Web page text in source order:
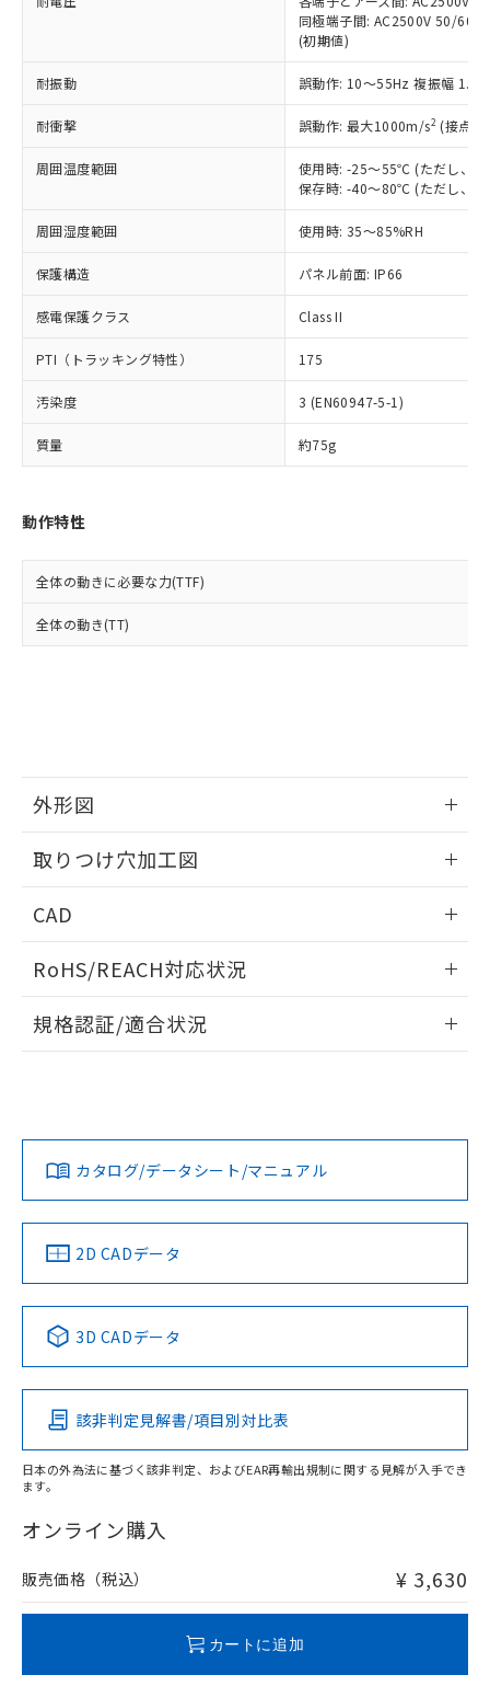
同極端子間: AC2500V 50/
(初期値)
耐振動 誤動作: 10～55Hz 複振幅
耐衝撃 誤動作: 最大1000m/s2 (接点
周囲温度範囲
使用時: -25～55℃ (ただし、氷
保存時: -40～80℃ (ただし、氷
周囲湿度範囲 使用時: 35～85%RH
保護構造 パネル前面: IP66
感電保護クラス Class II
PTI（トラッキング特性） 175
汚染度 3 (EN60947-5-1)
質量 約75g
動作特性
全体の動きに必要な力(TTF)
全体の動き(TT)
外形図
取りつけ穴加工図
CAD
ドすることができます。
ログイン/会員登録
ダウンロードデータをご利用いただく前に、以下を必ずお読
みください。
ソフトウェアの使用条件
RoHS/REACH対応状況
EU RoHS 注意事項・凡例
対応済み
中国 RoHS 注意事項・凡例
Pb Hg Cd Cr(VI)
O
在庫等で未対応品が混在する可能性があります。
問い合わせください。
規格認証/適合状況
カタログ/データシート/マニュアル
2D CADデータ
3D CADデータ
該非判定見解書/項目別対比表
日本の外為法に基づく該非判定、およびEAR再輸出規制に関する見解が入手でき
ます。
オンライン購入
販売価格（税込） ¥ 3,630
カートに追加
在庫状況および標準価格照会結果は、
記載している更新日時点での社内デー
タに基づき作成されるものであり、閲
覧された時点での実際の在庫および標
準価格とは異なる場合があることをご
正式な納期状況および標準価格はお客
様のお取引先、またはお客様担当のオ
ムロン制御機器販売店・当社販売員に
オムロン制御機器販売店や当社販売拠
販売ネットワーク
」をご確認
在庫状況および標準価格結果を当社の
事前の承諾なく第三者に漏洩または開
示しないようお願いします。
マイパーツ機能（部品リスト作成サー
ビス）をご利用いただくには、I-Web
メンバーズにご登録されている必要が
引・商談に必要な範囲で利用すること
をご了承ください。
※当社の共同利用者とは、
の共同利用に関して"
の「1.共同利
むを得ず変更することがあります。
六価クロム(Cr(Ⅵ)) 1000ppm以下、ポリ臭化ビフェニル
類(PBB) 1000ppm以下、ポリ臭化ジフェニルエーテル類
(PBDE) 1000ppm以下、フタル酸ビス(2-エチルヘキシ
ル) (DEHP)(別名：DOP) 1000ppm以下、フタル酸ブチ
ルベンジル（BBP） 1000ppm以下、フタル酸ジブチル
（DBP） 1000ppm以下、フタル酸ジイソブチル
適用除外項目は除く。
フタル酸エステル類の４物質については閾値を超える意
図的な使用がないことを確認しています。
部品在庫の切り替え状況などにより、予定
月が前後することがあります。
とができます。
51物質の非含有証明書（当社基準）
欄に対応日を記載しておりました。
既に当社にて対応品への在庫切替を完了
していることから、特段のことがない限
り、2022年1月12日より割愛しておりま
す。
「－」：未確認です。当社販売部門へお問
*中国RoHS10物質の基準値 (GB/T26572)：
Pb(鉛) :1000ppm、 Hg(水銀) : 1000ppm、 Cd(カドミウ
Cr(Ⅵ)(六価クロム) : 1000ppm、 PBBs(ポリ臭化ビフェ
DBP(フタル酸ジブチル) : 1000ppm、 DIBP(フタル酸ジ
イソブチル) : 1000ppm、 BBP(フタル酸ブチルベンジ
DEHP(フタル酸ビス(2-エチルヘキシル)) : 1000ppm
※2 環境保護使用期限
「ｅ」：有害物質（10物質）のすべてが基
準値以下であることを示します。
「10」：通常の使用状況下において有害物
質が外部に漏えいし、環境に深刻な影響を
及ぼさない年数を意味します。
「－」：未確認です。当社販売部門へお問
い合わせください。
為替および外国貿易法に定める商品
（以下｢規制貨物等」という）を輸出
または国外への提供する場合は、日本
国政府の輸出許可(または役務取引許
可)を取得するなどの必要な手続きを
当社は規制貨物を破棄する場合は、完
全に破砕するなど、違法に輸出されな
いよう必要な手段を講じます。
当社は貴社製品を、核兵器、ミサイ
ル、化学兵器、生物兵器またはその他
武器並びにこれらの製造装置等に一切
当社は、貴社製品を第三者に販売する
場合は、上記1、2および3の内容を当
該第三者に通知します。また当社は、
販売先および販売に係わる関係者が違
法に輸出するおそれがある場合は、取
り引きをいたしません。
一定数以上の在庫あり
一定数には満たないが在庫あり
在庫なし(最新の在庫状況につ
いては、お客様のお取引先、ま
たはお客様担当のオムロン制御
機器販売店・当社販売員にご確
受注生産機種、また在庫状況の
情報を公開していない機種